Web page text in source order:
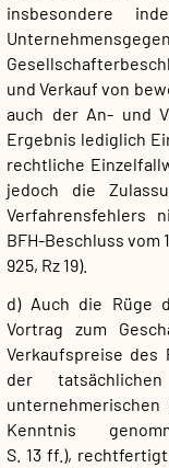
insbesondere
und Verkauf von
auch der An- und
Ergebnis lediglich
rechtliche
jedoch die
Verfahrensfehlers
BFH-Beschluss vom
925, Rz 19).
d) Auch die Rüge
Vortrag zum
Verkaufspreise des
der
Kenntnis
S. 13 ff.),